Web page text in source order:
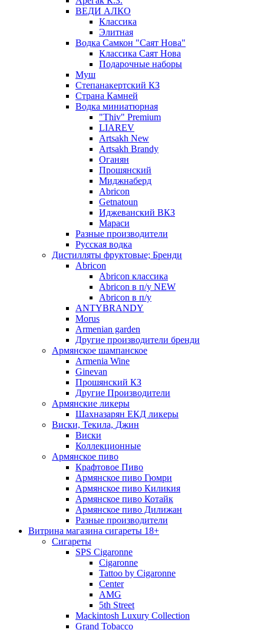
ВЕДИ АЛКО
Классика
Элитная
Водка Самкон "Саят Нова"
Классика Саят Нова
Подарочные наборы
Муш
Степанакертский КЗ
Страна Камней
Водка миниатюрная
"Thiv" Premium
LIAREV
Artsakh New
Artsakh Brandy
Оганян
Прошянский
Миджнаберд
Abricon
Getnatoun
Иджеванский ВКЗ
Мараси
Разные производители
Русская водка
Дистилляты фруктовые; Бренди
Abricon
Abricon классика
Abricon в п/у NEW
Abricon в п/у
ANTYBRANDY
Morus
Armenian garden
Другие производители бренди
Армянское шампанское
Armenia Wine
Ginevan
Прошянский КЗ
Другие Производители
Армянские ликеры
Шахназарян ЕКД ликеры
Виски, Текила, Джин
Виски
Коллекционные
Армянское пиво
Крафтовое Пиво
Армянское пиво Гюмри
Армянское пиво Киликия
Армянское пиво Котайк
Армянское пиво Дилижан
Разные производители
Витрина магазина сигареты 18+
Cигареты
SPS Cigaronne
Сigaronne
Tattoo by Cigaronne
Center
AMG
5th Street
Mackintosh Luxury Collection
Grand Tobacco